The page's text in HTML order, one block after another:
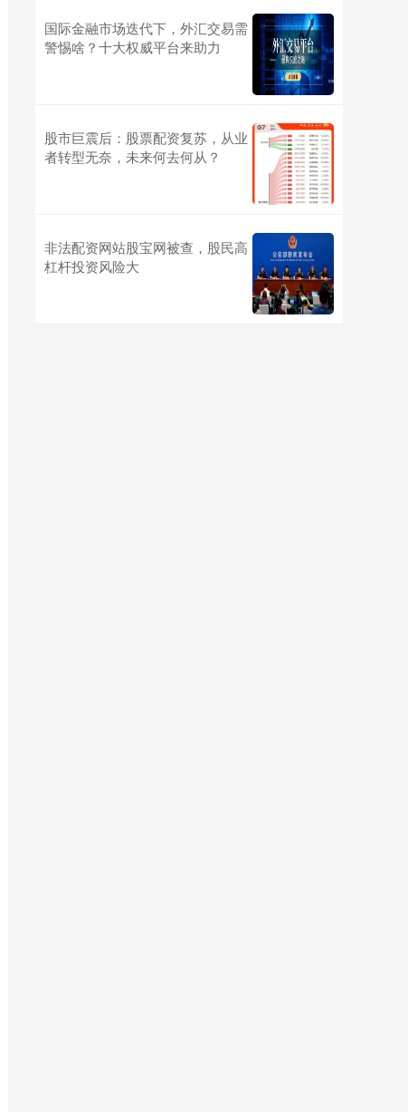
国际金融市场迭代下，外汇交易需
警惕啥？十大权威平台来助力
股市巨震后：股票配资复苏，从业
者转型无奈，未来何去何从？
非法配资网站股宝网被查，股民高
杠杆投资风险大